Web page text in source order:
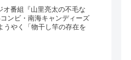
番組『山里亮太の不毛な
ンビ・南海キャンディーズ
うやく「物干し竿の存在を